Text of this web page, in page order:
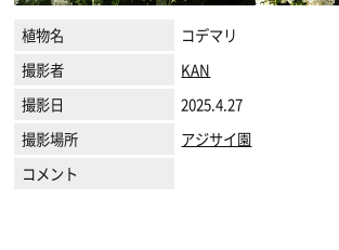
植物名
コデマリ
撮影者
KAN
撮影日
2025.4.27
撮影場所
アジサイ園
コメント